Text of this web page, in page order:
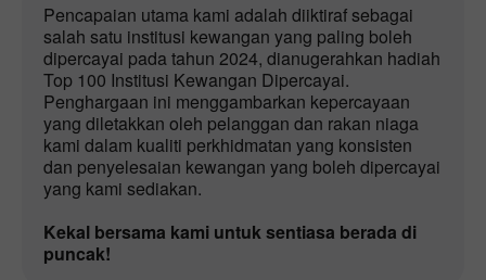
Pencapaian utama kami adalah diiktiraf sebagai
salah satu institusi kewangan yang paling boleh
dipercayai pada tahun 2024, dianugerahkan hadiah
Top 100 Institusi Kewangan Dipercayai.
Penghargaan ini menggambarkan kepercayaan
yang diletakkan oleh pelanggan dan rakan niaga
kami dalam kualiti perkhidmatan yang konsisten
dan penyelesaian kewangan yang boleh dipercayai
yang kami sediakan.
Kekal bersama kami untuk sentiasa berada di
puncak!